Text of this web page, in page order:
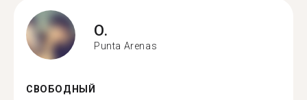
O.
Punta Arenas
СВОБОДНЫЙ